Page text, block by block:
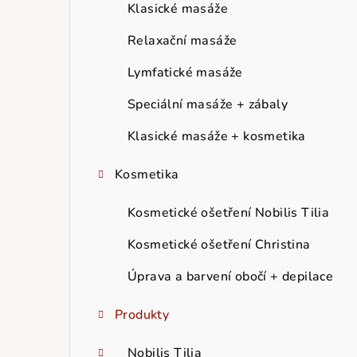
Klasické masáže
Relaxační masáže
Lymfatické masáže
Speciální masáže + zábaly
Klasické masáže + kosmetika
Kosmetika
Kosmetické ošetření Nobilis Tilia
Kosmetické ošetření Christina
Úprava a barvení obočí + depilace
Produkty
Nobilis Tilia